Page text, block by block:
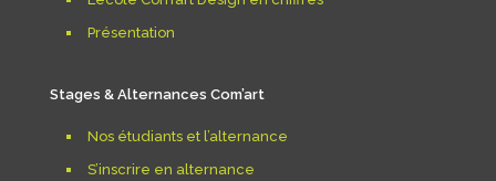
Présentation
Stages & Alternances Com’art
Nos étudiants et l’alternance
S’inscrire en alternance